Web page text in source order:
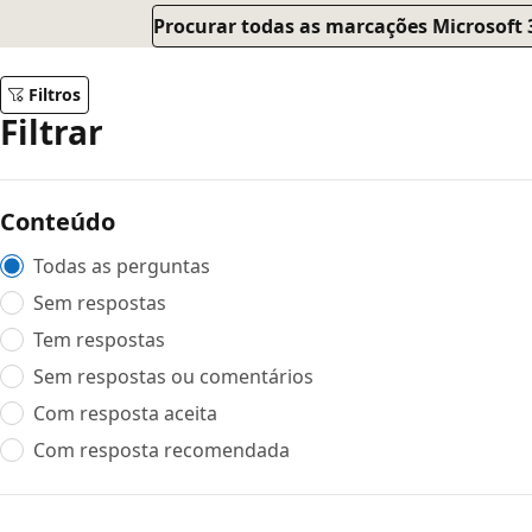
Procurar todas as marcações Microsoft
Filtros
Filtrar
Conteúdo
Todas as perguntas
Sem respostas
Tem respostas
Sem respostas ou comentários
Com resposta aceita
Com resposta recomendada